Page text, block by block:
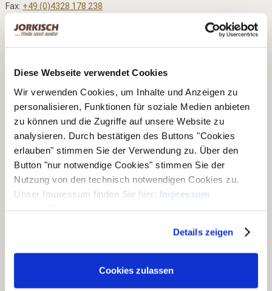
Diese Webseite verwendet Cookies
Wir verwenden Cookies, um Inhalte und Anzeigen zu
personalisieren, Funktionen für soziale Medien anbieten
zu können und die Zugriffe auf unsere Website zu
analysieren. Durch bestätigen des Buttons "Cookies
erlauben" stimmen Sie der Verwendung zu. Über den
Button "nur notwendige Cookies" stimmen Sie der
Nutzung von den technisch notwendigen Cookies zu.
Unser Impressum finden Sie hier: Impressum
Details zeigen
Cookies zulassen
Fax: +49 (0)4328 178 238
Unsere Geschäftsbereiche
▶ Haus & Garten
▶ Carports & Häuser
▶ Holz & Bau
▶ Dach & Wand
Unsere Zertifizierungen